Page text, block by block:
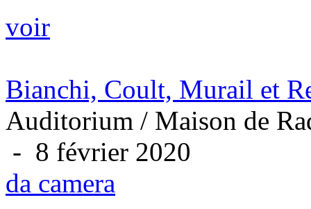
voir
Bianchi, Coult, Murail et
Auditorium / Maison de
- 8 février 2020
da camera